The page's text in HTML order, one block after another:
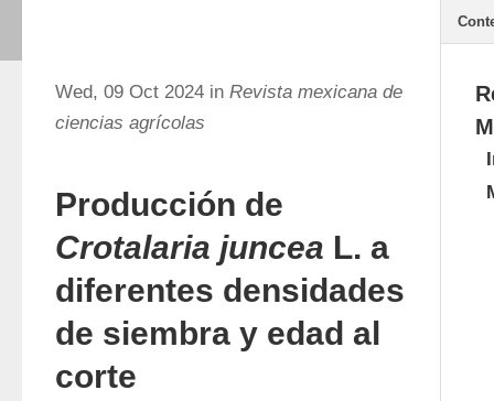
Wed, 09 Oct 2024 in Revista mexicana de
ciencias agrícolas
Producción de
Crotalaria juncea L. a
diferentes densidades
de siembra y edad al
corte